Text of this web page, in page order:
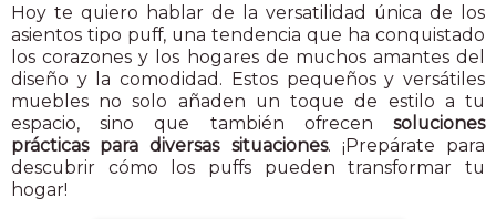
Hoy te quiero hablar de la versatilidad única de los
asientos tipo puff, una tendencia que ha conquistado
los corazones y los hogares de muchos amantes del
diseño y la comodidad. Estos pequeños y versátiles
muebles no solo añaden un toque de estilo a tu
espacio, sino que también ofrecen soluciones
prácticas para diversas situaciones. ¡Prepárate para
descubrir cómo los puffs pueden transformar tu
hogar!